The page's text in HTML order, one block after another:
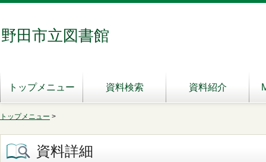
野田市立図書館
トップメニュー 資料検索 資料紹介
トップメニュー >
資料詳細